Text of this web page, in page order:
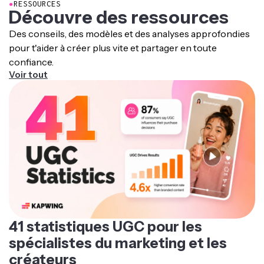
visuels adaptés à n'importe quel public ou niche.
pour créer n'importe quelle vidéo. Les humains IA
sauvegardés apparaîtront identiques dans chaque
nouvelle génération.
●RESSOURCES
Découvre des ressources
Des conseils, des modèles et des analyses approfondies
pour t'aider à créer plus vite et partager en toute
confiance.
Voir tout
41 statistiques UGC pour les
spécialistes du marketing et les
créateurs